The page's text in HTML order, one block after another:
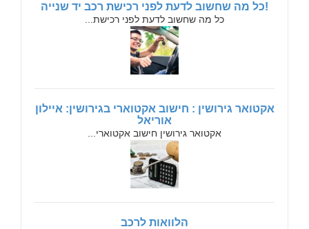
!כל מה שחשוב לדעת לפני רכישת רכב יד שנייה
כל מה שחשוב לדעת לפני רכישת...
אקטואר גירושין : חישוב אקטוארי בגירושין: איילון
אוריאל
אקטואר גירושין חישוב אקטוארי...
הלוואות לרכב